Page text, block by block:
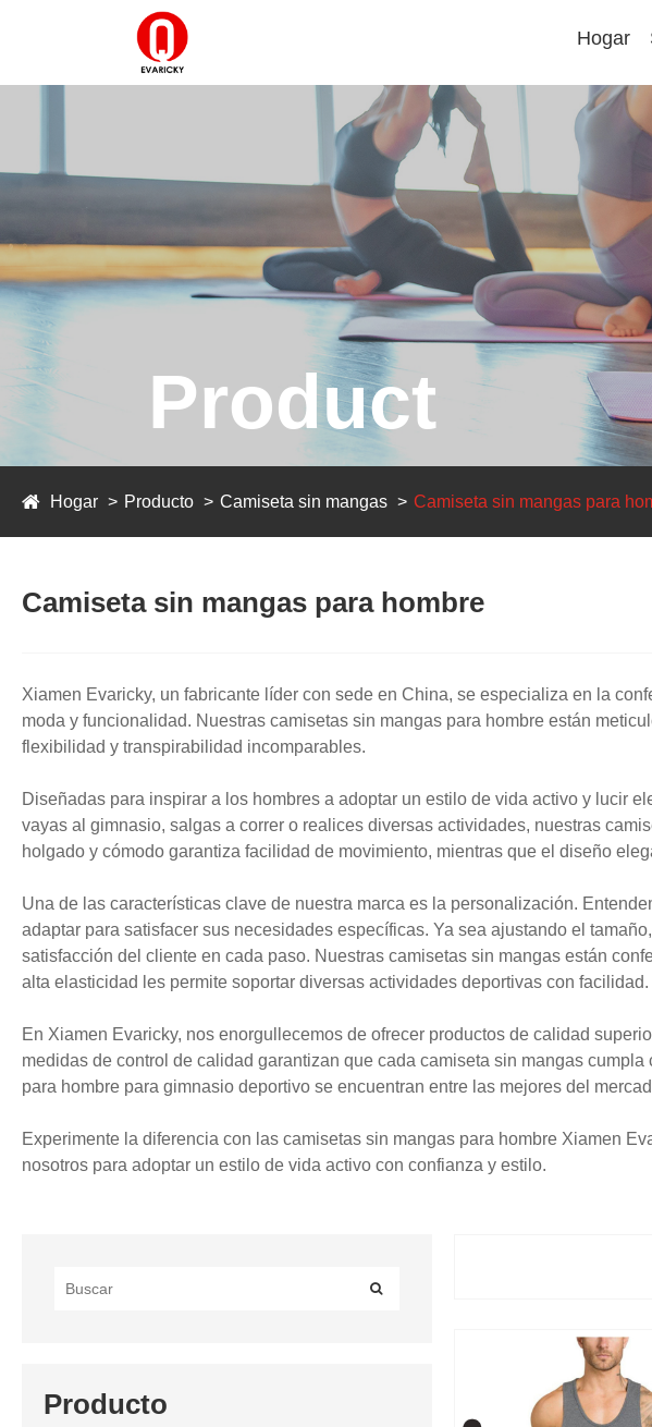
Hogar
Product
Hogar Producto Camiseta sin mangas Camiseta sin mangas para
Camiseta sin mangas para hombre
Xiamen Evaricky, un fabricante líder con sede en China, se especializa en la
moda y funcionalidad. Nuestras camisetas sin mangas para hombre están
flexibilidad y transpirabilidad incomparables.
Diseñadas para inspirar a los hombres a adoptar un estilo de vida activo y lucir
vayas al gimnasio, salgas a correr o realices diversas actividades, nuestras
holgado y cómodo garantiza facilidad de movimiento, mientras que el diseño
Una de las características clave de nuestra marca es la personalización.
adaptar para satisfacer sus necesidades específicas. Ya sea ajustando el
satisfacción del cliente en cada paso. Nuestras camisetas sin mangas están
alta elasticidad les permite soportar diversas actividades deportivas con facilidad.
En Xiamen Evaricky, nos enorgullecemos de ofrecer productos de calidad
medidas de control de calidad garantizan que cada camiseta sin mangas
para hombre para gimnasio deportivo se encuentran entre las mejores del
Experimente la diferencia con las camisetas sin mangas para hombre Xiamen
nosotros para adoptar un estilo de vida activo con confianza y estilo.
Producto